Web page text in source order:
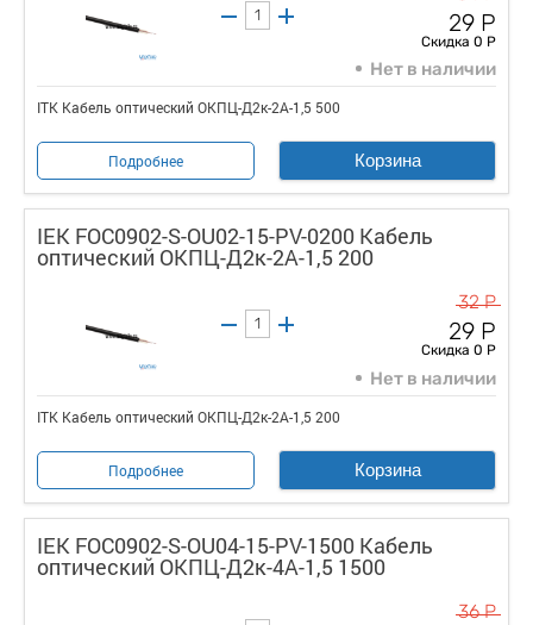
29 Р
Скидка 0 Р
Нет в наличии
ITK Кабель оптический ОКПЦ-Д2к-2А-1,5 500
Подробнее Корзина
IEK FOC0902-S-OU02-15-PV-0200 Кабель
оптический ОКПЦ-Д2к-2А-1,5 200
32 Р
29 Р
Скидка 0 Р
Нет в наличии
ITK Кабель оптический ОКПЦ-Д2к-2А-1,5 200
Подробнее Корзина
IEK FOC0902-S-OU04-15-PV-1500 Кабель
оптический ОКПЦ-Д2к-4А-1,5 1500
36 Р